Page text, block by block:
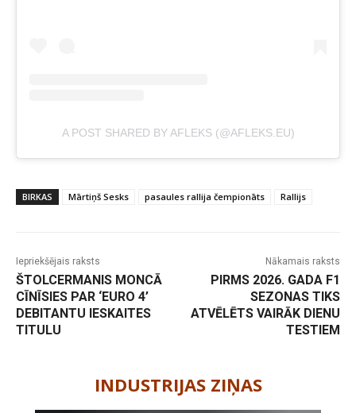
A POST SHARED BY AFLEKS (@AFLEKS.EU)
BIRKAS Mārtiņš Sesks pasaules rallija čempionāts Rallijs
Iepriekšējais raksts
ŠTOLCERMANIS MONCĀ
CĪNĪSIES PAR ‘EURO 4’
DEBITANTU IESKAITES
TITULU
Nākamais raksts
PIRMS 2026. GADA F1
SEZONAS TIKS
ATVĒLĒTS VAIRĀK DIENU
TESTIEM
INDUSTRIJAS ZIŅAS